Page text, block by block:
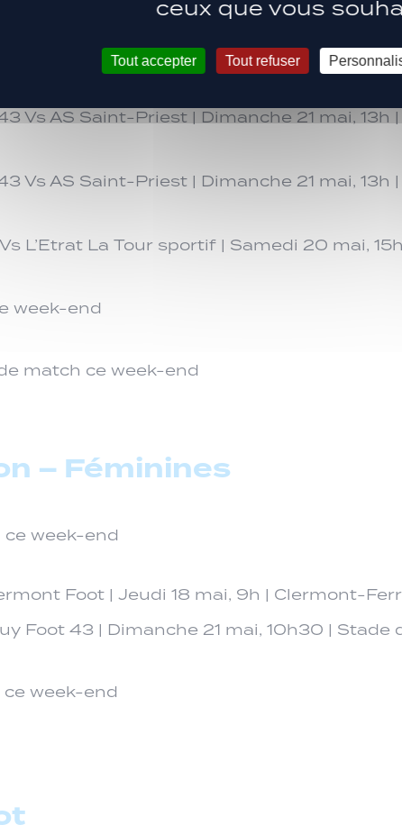
ce week-end
Vs AS Saint-Priest | Dimanche 21 mai,
Vs AS Saint-Priest | Dimanche 21 mai,
L’Etrat La Tour sportif | Samedi 20 mai,
week-end
match ce week-end
– Féminines
ce week-end
Foot | Jeudi 18 mai, 9h | Clermont-
Foot 43 | Dimanche 21 mai, 10h30 | Stade
week-end
ceux que vous
Tout accepter Tout refuser